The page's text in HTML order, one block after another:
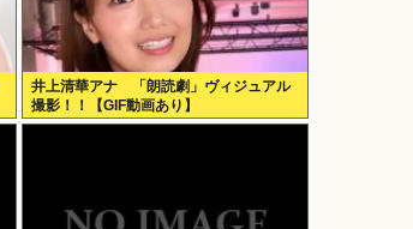
井上清華アナ 「朗読劇」ヴィジュアル
撮影！！【GIF動画あり】